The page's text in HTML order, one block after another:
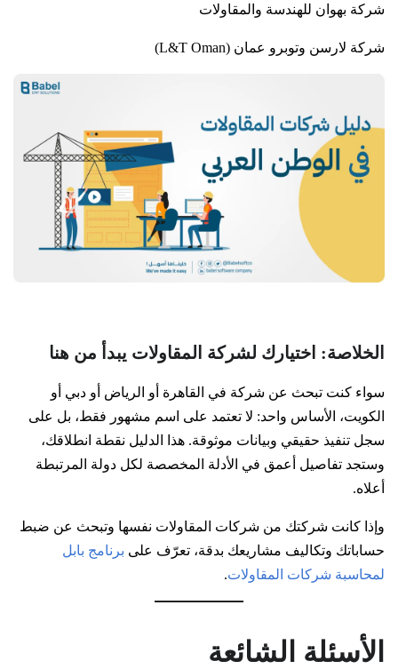
شركة بهوان للهندسة والمقاولات
شركة لارسن وتوبرو عمان (L&T Oman)
الخلاصة: اختيارك لشركة المقاولات يبدأ من هنا
سواء كنت تبحث عن شركة في القاهرة أو الرياض أو دبي أو
الكويت، الأساس واحد: لا تعتمد على اسم مشهور فقط، بل على
سجل تنفيذ حقيقي وبيانات موثوقة. هذا الدليل نقطة انطلاقك،
وستجد تفاصيل أعمق في الأدلة المخصصة لكل دولة المرتبطة
أعلاه.
وإذا كانت شركتك من شركات المقاولات نفسها وتبحث عن ضبط
حساباتك وتكاليف مشاريعك بدقة، تعرّف على برنامج بابل
لمحاسبة شركات المقاولات.
الأسئلة الشائعة